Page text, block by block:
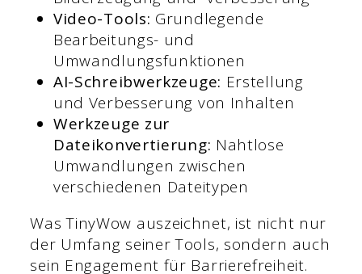
Video-Tools: Grundlegende
Bearbeitungs- und
Umwandlungsfunktionen
AI-Schreibwerkzeuge: Erstellung
und Verbesserung von Inhalten
Werkzeuge zur
Dateikonvertierung: Nahtlose
Umwandlungen zwischen
verschiedenen Dateitypen
Was TinyWow auszeichnet, ist nicht nur
der Umfang seiner Tools, sondern auch
sein Engagement für Barrierefreiheit.